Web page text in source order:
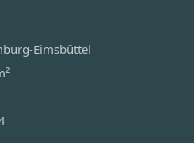
Eimsbüttel